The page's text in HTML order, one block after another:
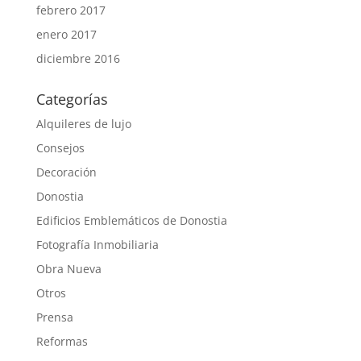
febrero 2017
enero 2017
diciembre 2016
Categorías
Alquileres de lujo
Consejos
Decoración
Donostia
Edificios Emblemáticos de Donostia
Fotografía Inmobiliaria
Obra Nueva
Otros
Prensa
Reformas